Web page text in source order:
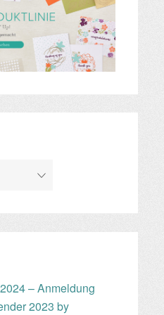
– Anmeldung
2023 by